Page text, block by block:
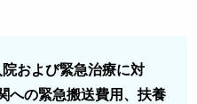
および緊急治療に対
への緊急搬送費用、扶養